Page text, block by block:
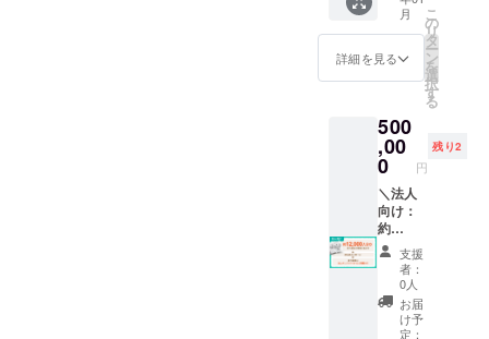
にクレ
ジット
or ロゴ
掲載
（中）
の法人
名を必
ず備考
欄にご
記載く
ださ
い。掲
載をご
希望さ
れない
場合、
その旨
をご記
月
詳細を見る
こ
の
リ
タ
ー
ン
を
選
択
す
る
500
,00
0 円
残り2
＼法人
向け：
約
12,000
人分相
当／ ・
お礼の
メッ
セージ
支援
者：
0人
お届
け予
定：